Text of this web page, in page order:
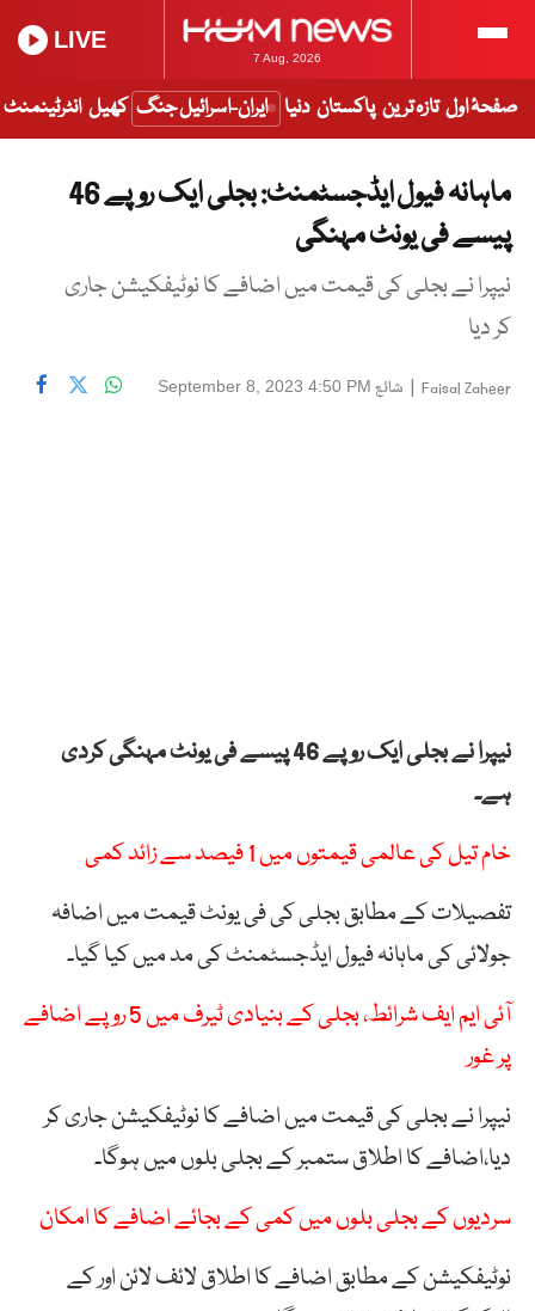
7 Aug, 2026
LIVE
صفحۂ اول تازہ ترین پاکستان دنیا ایران-اسرائیل جنگ کھیل انٹرٹینمنٹ
ماہانہ فیول ایڈجسٹمنٹ: بجلی ایک روپے 46
پیسے فی یونٹ مہنگی
نیپرا نے بجلی کی قیمت میں اضافے کا نوٹیفکیشن جاری
کر دیا
Faisal Zaheer
| شائع September 8, 2023 4:50 PM
نیپرا نے بجلی ایک روپے 46 پیسے فی یونٹ مہنگی کردی
ہے۔
خام تیل کی عالمی قیمتوں میں 1 فیصد سے زائد کمی
تفصیلات کے مطابق بجلی کی فی یونٹ قیمت میں اضافہ
جولائی کی ماہانہ فیول ایڈجسٹمنٹ کی مد میں کیا گیا۔
آئی ایم ایف شرائط، بجلی کے بنیادی ٹیرف میں 5 روپے اضافے
پر غور
نیپرا نے بجلی کی قیمت میں اضافے کا نوٹیفکیشن جاری کر
دیا،اضافے کا اطلاق ستمبر کے بجلی بلوں میں ہوگا۔
سردیوں کے بجلی بلوں میں کمی کے بجائے اضافے کا امکان
نوٹیفکیشن کے مطابق اضافے کا اطلاق لائف لائن اور کے